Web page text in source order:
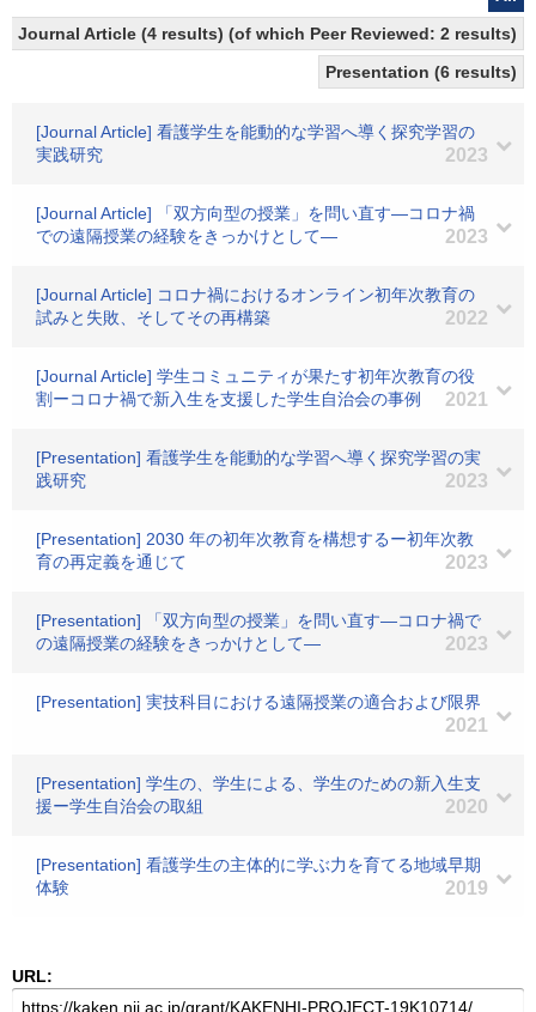
Journal Article (4 results) (of which Peer Reviewed: 2 results)
Presentation (6 results)
[Journal Article] 看護学生を能動的な学習へ導く探究学習の
実践研究
2023
[Journal Article] 「双方向型の授業」を問い直す―コロナ禍
での遠隔授業の経験をきっかけとして―
2023
[Journal Article] コロナ禍におけるオンライン初年次教育の
試みと失敗、そしてその再構築
2022
[Journal Article] 学生コミュニティが果たす初年次教育の役
割ーコロナ禍で新入生を支援した学生自治会の事例
2021
[Presentation] 看護学生を能動的な学習へ導く探究学習の実
践研究
2023
[Presentation] 2030 年の初年次教育を構想するー初年次教
育の再定義を通じて
2023
[Presentation] 「双方向型の授業」を問い直す―コロナ禍で
の遠隔授業の経験をきっかけとして―
2023
[Presentation] 実技科目における遠隔授業の適合および限界
2021
[Presentation] 学生の、学生による、学生のための新入生支
援ー学生自治会の取組
2020
[Presentation] 看護学生の主体的に学ぶ力を育てる地域早期
体験
2019
URL: